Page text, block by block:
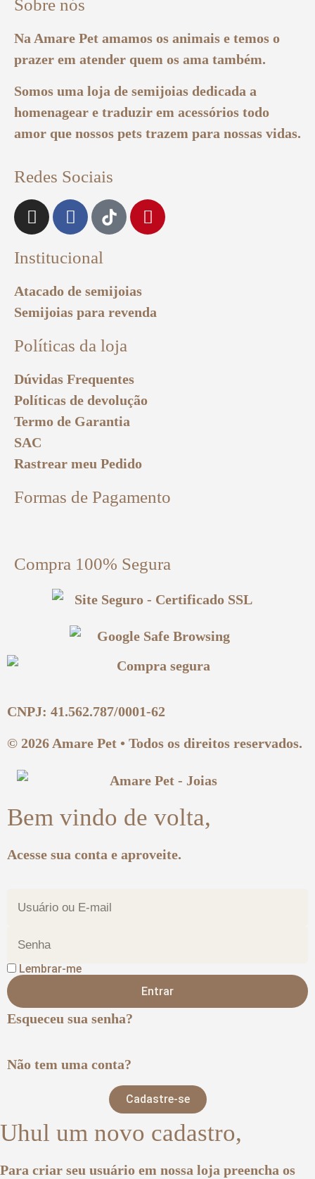
Sobre nós
Na Amare Pet amamos os animais e temos o
prazer em atender quem os ama também.
Somos uma loja de semijoias dedicada a
homenagear e traduzir em acessórios todo
amor que nossos pets trazem para nossas vidas.
Redes Sociais
Institucional
Atacado de semijoias
Semijoias para revenda
Políticas da loja
Dúvidas Frequentes
Políticas de devolução
Termo de Garantia
SAC
Rastrear meu Pedido
Formas de Pagamento
Compra 100% Segura
CNPJ: 41.562.787/0001-62
© 2026 Amare Pet • Todos os direitos reservados.
Bem vindo de volta,
Acesse sua conta e aproveite.
Lembrar-me
Entrar
Esqueceu sua senha?
Não tem uma conta?
Cadastre-se
Uhul um novo cadastro,
Para criar seu usuário em nossa loja preencha os